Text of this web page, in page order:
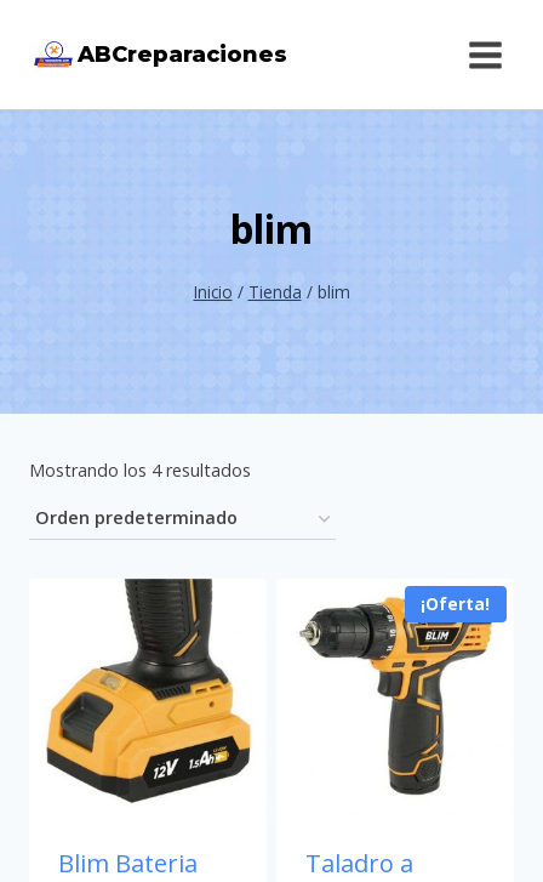
ABCreparaciones
blim
Inicio / Tienda / blim
Mostrando los 4 resultados
Blim Bateria
¡Oferta!
Taladro a